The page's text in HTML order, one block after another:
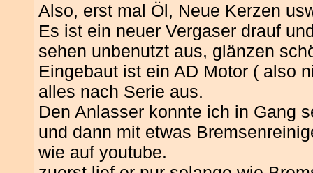
Also, erst mal Öl, Neue Kerzen
Es ist ein neuer Vergaser drauf
sehen unbenutzt aus, glänzen
Eingebaut ist ein AD Motor ( also
alles nach Serie aus.
Den Anlasser konnte ich in Gang
und dann mit etwas
wie auf youtube.